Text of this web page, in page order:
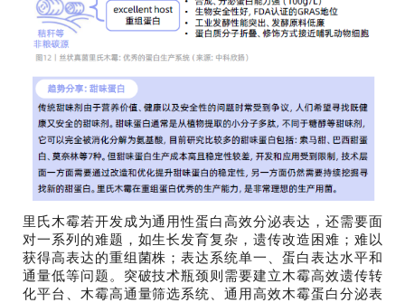
里氏木霉若开发成为通用性蛋白高效分泌表达，还需要面
对一系列的难题，如生长发育复杂，遗传改造困难；难以
获得高表达的重组菌株；表达系统单一、蛋白表达水平和
通量低等问题。突破技术瓶颈则需要建立木霉高效遗传转
化平台、木霉高通量筛选系统、通用高效木霉蛋白分泌表